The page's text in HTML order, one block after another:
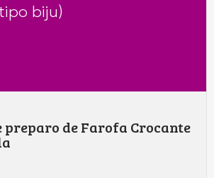
biju)
preparo de Farofa Crocante